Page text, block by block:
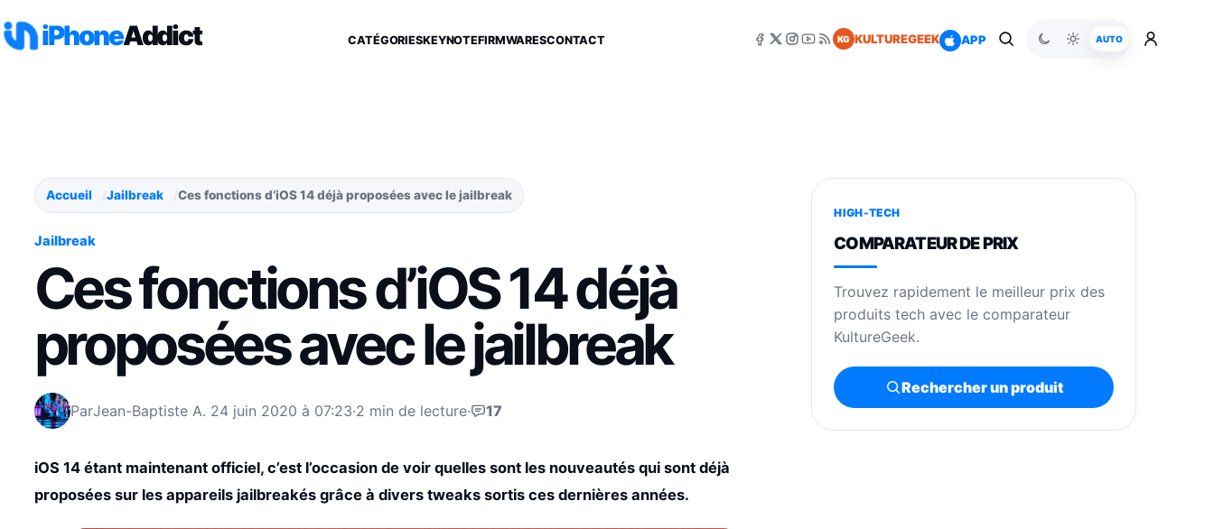
iPhoneAddict CATÉGORIESKEYNOTEFIRMWARESCONTACT KG KULTUREGEEK APP AUTO
Accueil Jailbreak Ces fonctions d’iOS 14 déjà proposées avec le jailbreak
Jailbreak
Ces fonctions d’iOS 14 déjà
proposées avec le jailbreak
ParJean-Baptiste A. 24 juin 2020 à 07:23·2 min de lecture· 17
iOS 14 étant maintenant officiel, c’est l’occasion de voir quelles sont les nouveautés qui sont déjà
proposées sur les appareils jailbreakés grâce à divers tweaks sortis ces dernières années.
HIGH-TECH
COMPARATEUR DE PRIX
Trouvez rapidement le meilleur prix des
produits tech avec le comparateur
KultureGeek.
Rechercher un produit